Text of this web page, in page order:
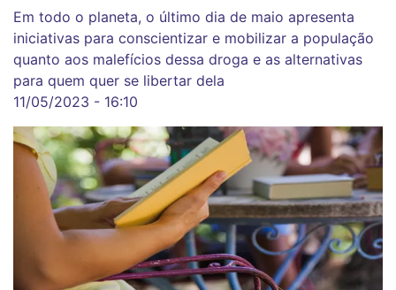
Em todo o planeta, o último dia de maio apresenta
iniciativas para conscientizar e mobilizar a população
quanto aos malefícios dessa droga e as alternativas
para quem quer se libertar dela
11/05/2023 - 16:10